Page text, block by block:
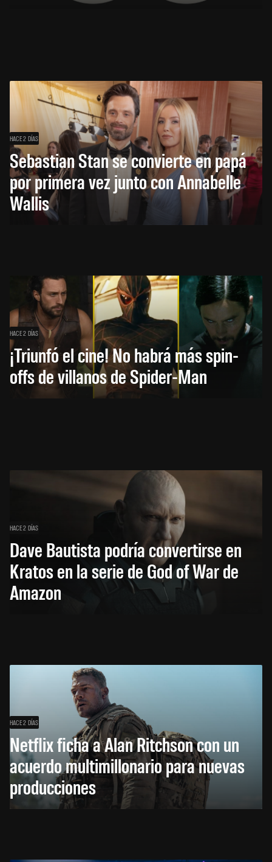
HACE 2 DÍAS
Sebastian Stan se convierte en papá
por primera vez junto con Annabelle
Wallis
HACE 2 DÍAS
¡Triunfó el cine! No habrá más spin-
offs de villanos de Spider-Man
HACE 2 DÍAS
Dave Bautista podría convertirse en
Kratos en la serie de God of War de
Amazon
HACE 2 DÍAS
Netflix ficha a Alan Ritchson con un
acuerdo multimillonario para nuevas
producciones